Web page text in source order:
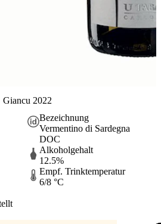
Giancu 2022
Bezeichnung
Vermentino di Sardegna
DOC
Alkoholgehalt
12.5%
Empf. Trinktemperatur
6/8 °C